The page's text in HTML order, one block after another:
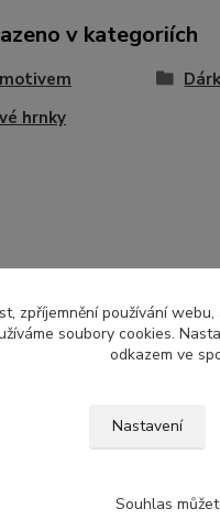
v kategoriích
hrnky
zpříjemnění používání
soubory cookies.
odkazem ve
Nastavení
Souhlas